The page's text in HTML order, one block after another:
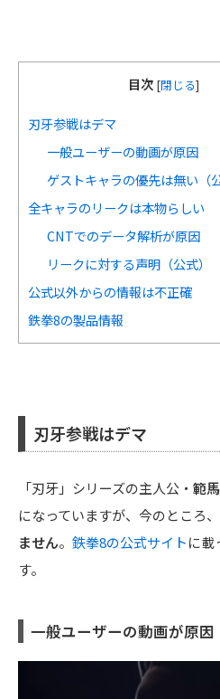
目次 [閉じる]
刃牙参戦はデマ
一般ユーザーの動画が原因
ゲストキャラの優先は無い（公
全キャラのリークは本物らしい
CNTでのデータ解析が原因
リークに対する声明（公式）
公式以外からの情報は不正確
鉄拳8の製品情報
刃牙参戦はデマ
「刃牙」シリーズの主人公・ 範
になっていますが、今のところ、
ません。 鉄拳8の公式サイトに載
す。
一般ユーザーの動画が原因